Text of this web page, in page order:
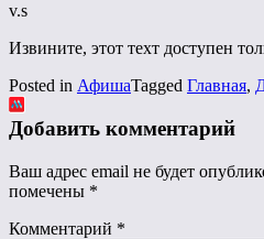
v.s
Извините, этот техт доступен
Posted in АфишаTagged Главная,
Добавить комментарий
Ваш адрес email не будет
помечены *
Комментарий *